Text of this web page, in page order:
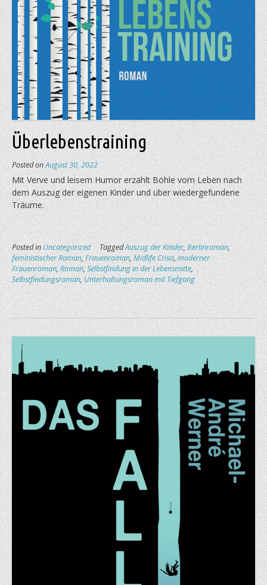
Überlebenstraining
Posted onAugust 30, 2022
Mit Verve und leisem Hu­mor erzählt Böhle vom Leben nach
dem Auszug der eigenen Kinder und über wiedergefundene
Träume.
Posted inUncategorized TaggedAuszug der Kinder,Berlinroman,
feministischer Roman,Frauenroman,Midlife Crisis,moderner
Frauenroman,Roman,Selbstfindung in der Lebensmitte,
Selbstfindungsroman,Unterhaltungsroman mit Tiefgang